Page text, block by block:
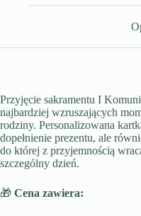
Przyjęcie sakramentu I
najbardziej wzruszających
rodziny. Personalizowana
dopełnienie prezentu, ale
do której z przyjemnością
szczególny dzień.
🎁 Cena zawiera: